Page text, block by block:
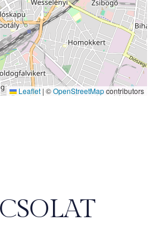
Leaflet | ©OpenStreetMapcontributors